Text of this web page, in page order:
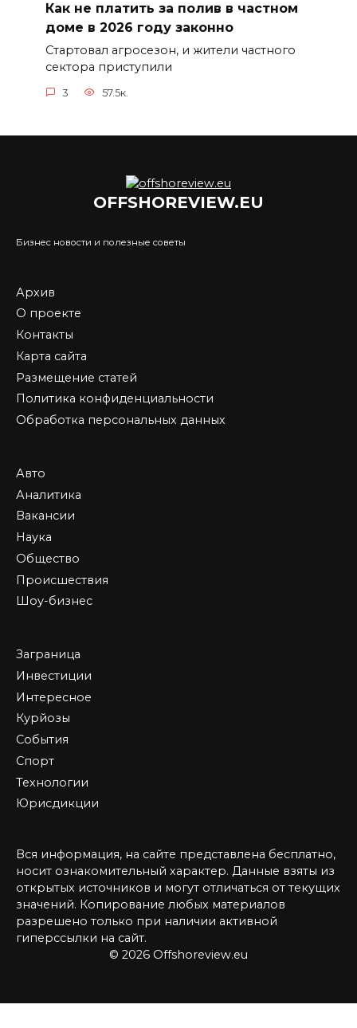
Как не платить за полив в частном
доме в 2026 году законно
Стартовал агросезон, и жители частного
сектора приступили
3 57.5к.
OFFSHOREVIEW.EU
Бизнес новости и полезные советы
Архив
О проекте
Контакты
Карта сайта
Размещение статей
Политика конфиденциальности
Обработка персональных данных
Авто
Аналитика
Вакансии
Наука
Общество
Происшествия
Шоу-бизнес
Заграница
Инвестиции
Интересное
Курйозы
События
Спорт
Технологии
Юрисдикции
Вся информация, на сайте представлена бесплатно,
носит ознакомительный характер. Данные взяты из
открытых источников и могут отличаться от текущих
значений. Копирование любых материалов
разрешено только при наличии активной
гиперссылки на сайт.
© 2026 Offshoreview.eu